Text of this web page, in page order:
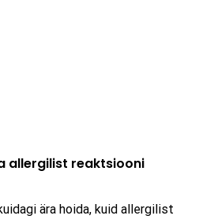
allergilist reaktsiooni
ära hoida, kuid allergilist